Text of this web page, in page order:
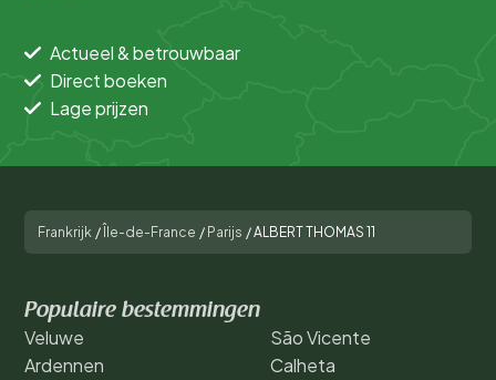
Actueel & betrouwbaar
Direct boeken
Lage prijzen
Frankrijk / Île-de-France / Parijs /ALBERT THOMAS 11
Populaire bestemmingen
Veluwe
Ardennen
São Vicente
Calheta